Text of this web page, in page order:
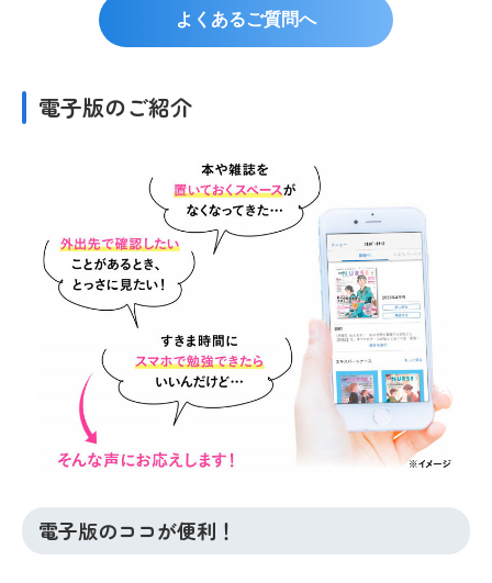
よくあるご質問へ
電子版のご紹介
電子版のココが便利！